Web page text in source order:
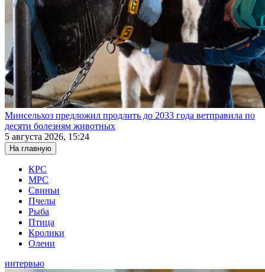
Минсельхоз предложил продлить до 2033 года ветправила по
десяти болезням животных
5 августа 2026, 15:24
На главную
КРС
МРС
Свиньи
Пчелы
Рыба
Птица
Кролики
Олени
интервью